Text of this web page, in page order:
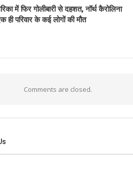
में फिर गोलीबारी से दहशत, नॉर्थ कैरोलिना
ही परिवार के कई लोगों की मौत
Comments are closed.